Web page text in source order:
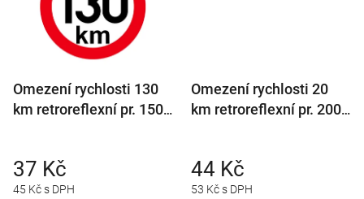
Omezení rychlosti 130
km retroreflexní pr. 150
45 Kč s DPH
37 Kč
Omezení rychlosti 20
km retroreflexní pr. 200
53 Kč s DPH
44 Kč